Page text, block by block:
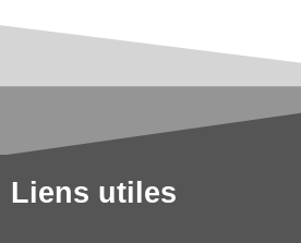
Liens utiles